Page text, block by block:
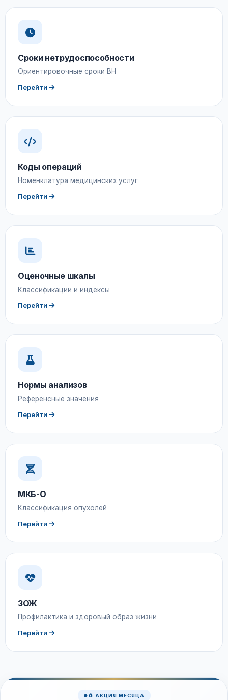
Сроки нетрудоспособности
Ориентировочные сроки ВН
Перейти
Коды операций
Номенклатура медицинских услуг
Перейти
Оценочные шкалы
Классификации и индексы
Перейти
Нормы анализов
Референсные значения
Перейти
МКБ-О
Классификация опухолей
Перейти
ЗОЖ
Профилактика и здоровый образ жизни
Перейти
🧲 АКЦИЯ МЕСЯЦА